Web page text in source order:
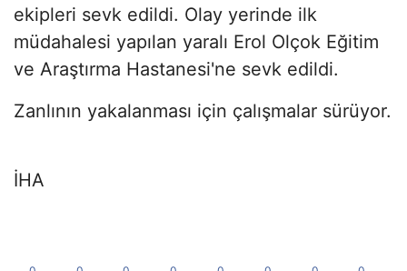
ekipleri sevk edildi. Olay yerinde ilk
müdahalesi yapılan yaralı Erol Olçok Eğitim
ve Araştırma Hastanesi'ne sevk edildi.
Zanlının yakalanması için çalışmalar sürüyor.
İHA